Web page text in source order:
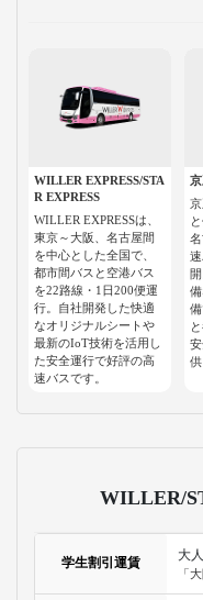
WILLER EXPRESS/STA
R EXPRESS
WILLER EXPRESSは、
東京～大阪、名古屋間
を中心とした全国で、
都市間バスと空港バス
を22路線・1日200便運
行。自社開発した快適
なオリジナルシートや
最新のIoT技術を活用し
た安全運行で好評の高
速バスです。
供
WILLER/
学生割引運賃
大
「